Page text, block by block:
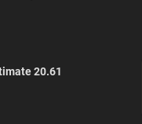
20.61